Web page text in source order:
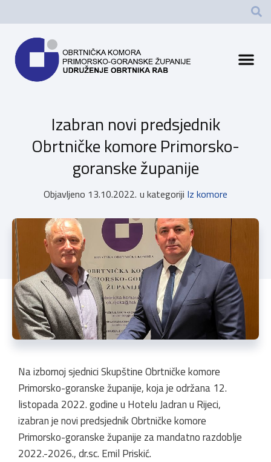
Izabran novi predsjednik
Obrtničke komore Primorsko-
goranske županije
Objavljeno 13.10.2022. u kategoriji Iz komore
Na izbornoj sjednici Skupštine Obrtničke komore
Primorsko-goranske županije, koja je održana 12.
listopada 2022. godine u Hotelu Jadran u Rijeci,
izabran je novi predsjednik Obrtničke komore
Primorsko-goranske županije za mandatno razdoblje
2022.-2026., dr.sc. Emil Priskić.